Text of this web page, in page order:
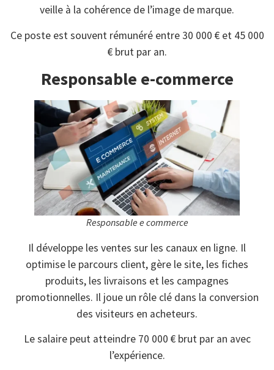
veille à la cohérence de l’image de marque.
Ce poste est souvent rémunéré entre 30 000 € et 45 000
€ brut par an.
Responsable e-commerce
Responsable e commerce
Il développe les ventes sur les canaux en ligne. Il
optimise le parcours client, gère le site, les fiches
produits, les livraisons et les campagnes
promotionnelles. Il joue un rôle clé dans la conversion
des visiteurs en acheteurs.
Le salaire peut atteindre 70 000 € brut par an avec
l’expérience.